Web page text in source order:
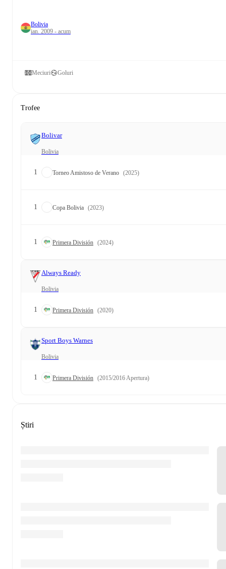
Bolivia
ian. 2009 - acum
Meciuri Goluri
Trofee
Bolivar
Bolivia
1 Torneo Amistoso de Verano (2025)
1 Copa Bolivia (2023)
1 Primera División (2024)
Always Ready
Bolivia
1 Primera División (2020)
Sport Boys Warnes
Bolivia
1 Primera División (2015/2016 Apertura)
Știri